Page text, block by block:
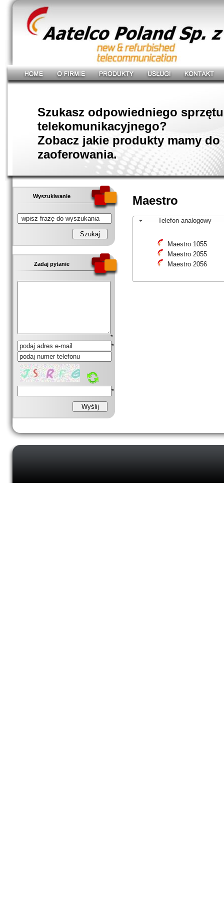
Szukasz odpowiedniego sprzętu
telekomunikacyjnego?
Zobacz jakie produkty mamy do
zaoferowania.
Wyszukiwanie
Zadaj pytanie
*
*
*
Maestro
Telefon analogowy
Maestro 1055
Maestro 2055
Maestro 2056